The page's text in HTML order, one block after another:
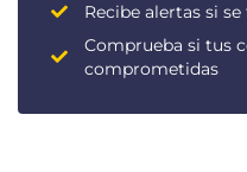
Recibe alertas si
Comprueba si tus
comprometidas